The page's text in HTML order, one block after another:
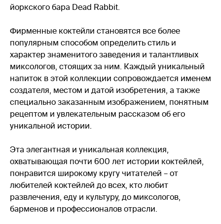
йоркского бара Dead Rabbit.
Фирменные коктейли становятся все более
популярным способом определить стиль и
характер знаменитого заведения и талантливых
миксологов, стоящих за ним. Каждый уникальный
напиток в этой коллекции сопровождается именем
создателя, местом и датой изобретения, а также
специально заказанным изображением, понятным
рецептом и увлекательным рассказом об его
уникальной истории.
Эта элегантная и уникальная коллекция,
охватывающая почти 600 лет истории коктейлей,
понравится широкому кругу читателей – от
любителей коктейлей до всех, кто любит
развлечения, еду и культуру, до миксологов,
барменов и профессионалов отрасли.